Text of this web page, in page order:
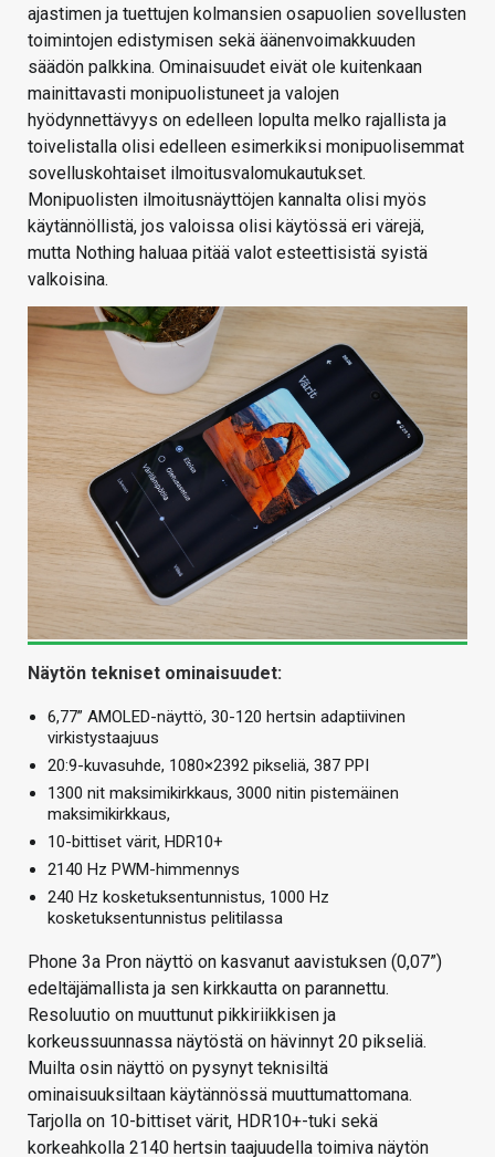
ajastimen ja tuettujen kolmansien osapuolien sovellusten
toimintojen edistymisen sekä äänenvoimakkuuden
säädön palkkina. Ominaisuudet eivät ole kuitenkaan
mainittavasti monipuolistuneet ja valojen
hyödynnettävyys on edelleen lopulta melko rajallista ja
toivelistalla olisi edelleen esimerkiksi monipuolisemmat
sovelluskohtaiset ilmoitusvalomukautukset.
Monipuolisten ilmoitusnäyttöjen kannalta olisi myös
käytännöllistä, jos valoissa olisi käytössä eri värejä,
mutta Nothing haluaa pitää valot esteettisistä syistä
valkoisina.
Näytön tekniset ominaisuudet:
6,77” AMOLED-näyttö, 30-120 hertsin adaptiivinen
virkistystaajuus
20:9-kuvasuhde, 1080×2392 pikseliä, 387 PPI
1300 nit maksimikirkkaus, 3000 nitin pistemäinen
maksimikirkkaus,
10-bittiset värit, HDR10+
2140 Hz PWM-himmennys
240 Hz kosketuksentunnistus, 1000 Hz
kosketuksentunnistus pelitilassa
Phone 3a Pron näyttö on kasvanut aavistuksen (0,07”)
edeltäjämallista ja sen kirkkautta on parannettu.
Resoluutio on muuttunut pikkiriikkisen ja
korkeussuunnassa näytöstä on hävinnyt 20 pikseliä.
Muilta osin näyttö on pysynyt teknisiltä
ominaisuuksiltaan käytännössä muuttumattomana.
Tarjolla on 10-bittiset värit, HDR10+-tuki sekä
korkeahkolla 2140 hertsin taajuudella toimiva näytön